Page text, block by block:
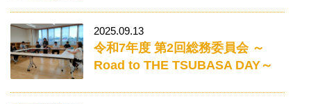
2025.09.13
令和7年度 第2回総務委員会 ～
Road to THE TSUBASA DAY～